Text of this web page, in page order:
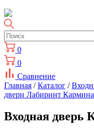
0
0
Сравнение
Главная /Каталог /
двери Лабиринт Кармина
Входная дверь